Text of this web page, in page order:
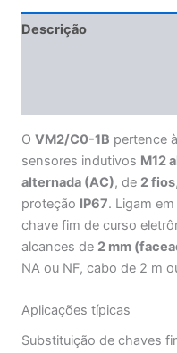
Descrição
O VM2/C0-1B pertence
sensores indutivos M12
alternada (AC), de 2 fios
proteção IP67. Ligam
chave fim de curso
alcances de 2 mm
NA ou NF, cabo de 2 m
Aplicações típicas
Substituição de chaves